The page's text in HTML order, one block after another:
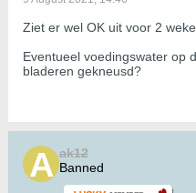
Ziet er wel OK uit voor 2
Eventueel voedingswater op
bladeren gekneusd?
ak12
Banned